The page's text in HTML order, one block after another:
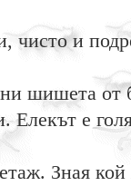
чисто и
шишета от
Елекът е
Зная